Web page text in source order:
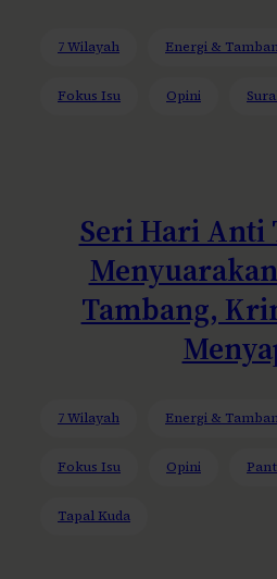
7 Wilayah Energi &
Fokus Isu Opini
Seri Hari Anti
Tambang,
7 Wilayah Energi &
Fokus Isu Opini
Tapal Kuda